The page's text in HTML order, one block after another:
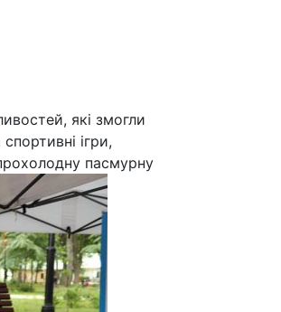
які змогли
ігри,
пасмурну